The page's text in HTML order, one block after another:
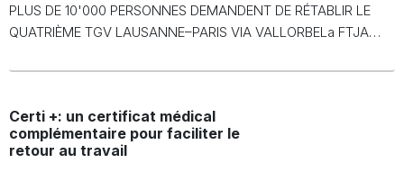
PLUS DE 10'000 PERSONNES DEMANDENT DE RÉTABLIR LE
QUATRIÈME TGV LAUSANNE–PARIS VIA VALLORBELa FTJA…
Certi +: un certificat médical
complémentaire pour faciliter le
retour au travail